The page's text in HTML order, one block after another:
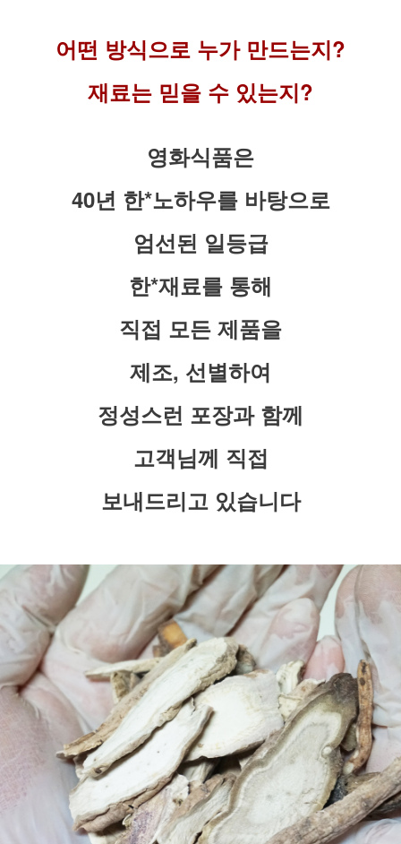
어떤 방식으로 누가 만드는지?
재료는 믿을 수 있는지?
영화식품은
40년 한*노하우를 바탕으로
엄선된 일등급
한*재료를 통해
직접 모든 제품을
제조, 선별하여
정성스런 포장과 함께
고객님께 직접
보내드리고 있습니다